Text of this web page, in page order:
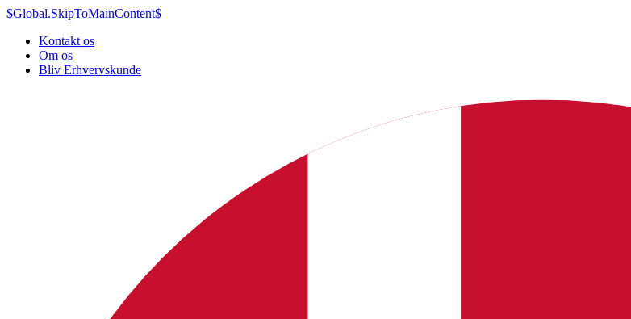
$Global.SkipToMainContent$
Kontakt os
Om os
Bliv Erhvervskunde